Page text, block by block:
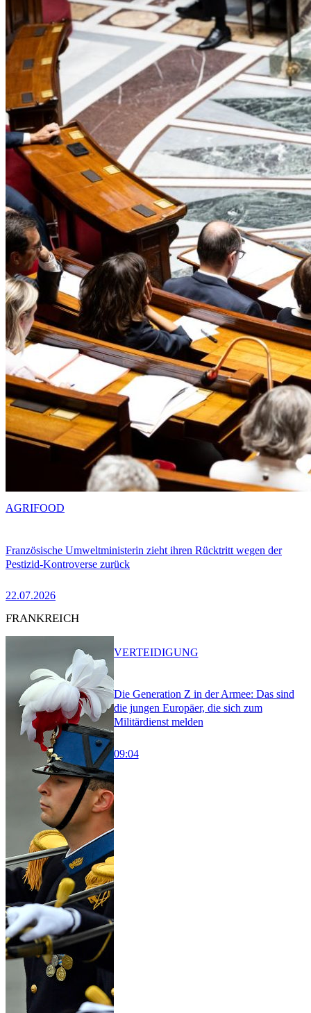
Französische Umweltministerin zieht ihren Rücktritt wegen der
Pestizid-Kontroverse zurück
22.07.2026
AGRIFOOD
FRANKREICH
Die Generation Z in der Armee: Das sind
die jungen Europäer, die sich zum
Militärdienst melden
09:04
VERTEIDIGUNG